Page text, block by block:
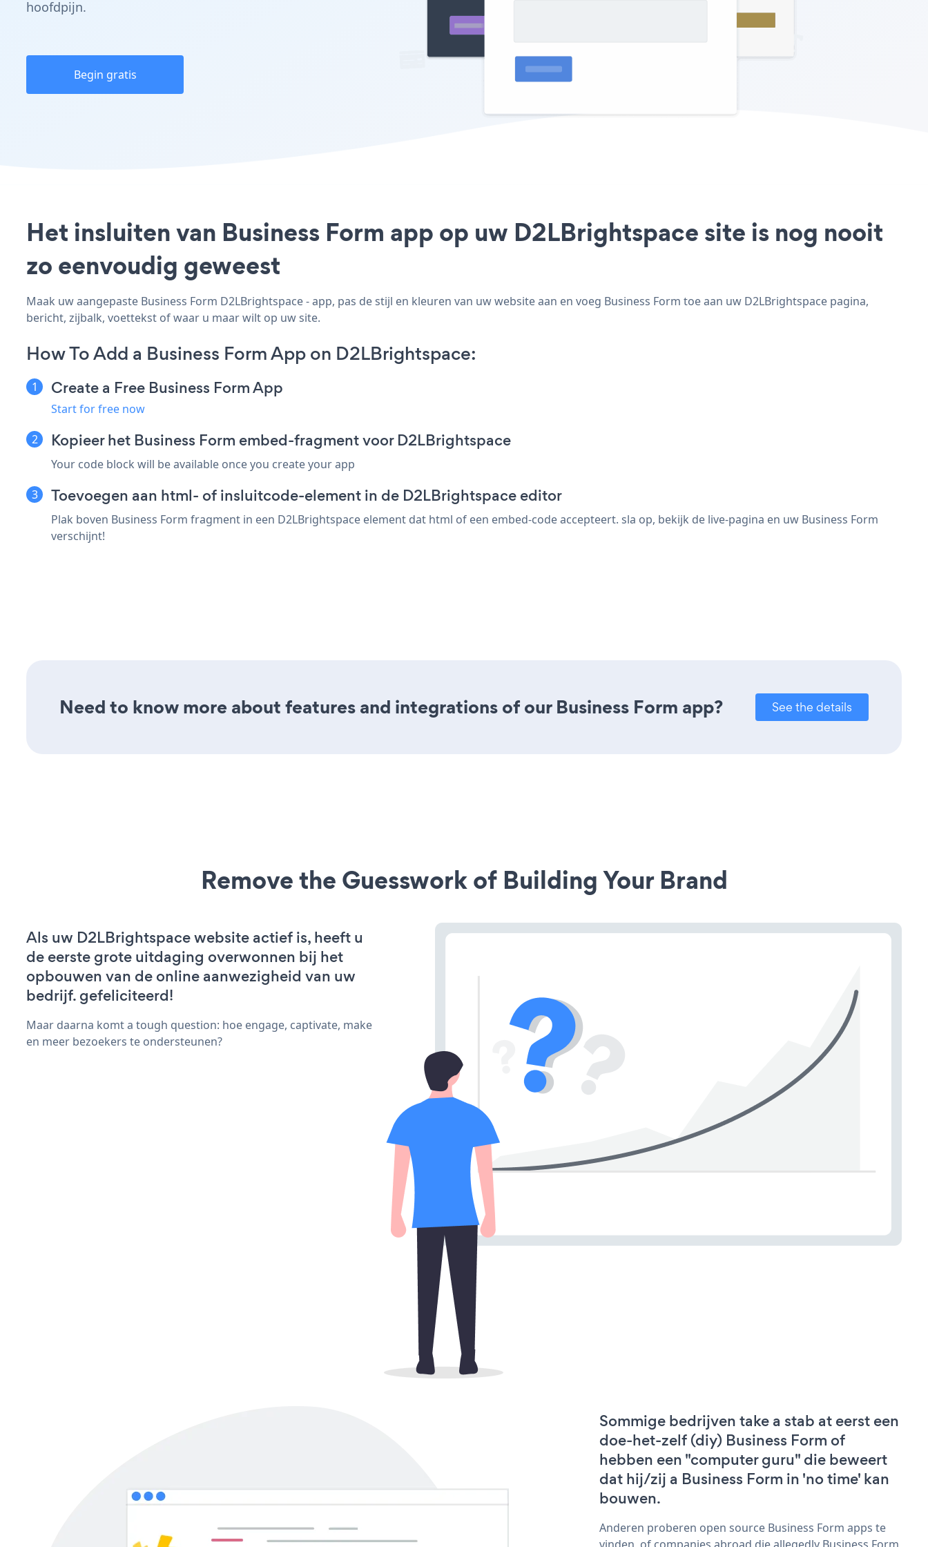
hoofdpijn.
Begin gratis
Het insluiten van Business Form app op uw D2LBrightspace site is nog nooit
zo eenvoudig geweest
Maak uw aangepaste Business Form D2LBrightspace - app, pas de stijl en kleuren van uw website aan en voeg Business Form toe aan uw D2LBrightspace pagina,
bericht, zijbalk, voettekst of waar u maar wilt op uw site.
How To Add a Business Form App on D2LBrightspace:
Create a Free Business Form App
Start for free now
Kopieer het Business Form embed-fragment voor D2LBrightspace
Your code block will be available once you create your app
Toevoegen aan html- of insluitcode-element in de D2LBrightspace editor
Plak boven Business Form fragment in een D2LBrightspace element dat html of een embed-code accepteert. sla op, bekijk de live-pagina en uw Business Form
verschijnt!
Need to know more about features and integrations of our Business Form app? See the details
Remove the Guesswork of Building Your Brand
Als uw D2LBrightspace website actief is, heeft u
de eerste grote uitdaging overwonnen bij het
opbouwen van de online aanwezigheid van uw
bedrijf. gefeliciteerd!
Maar daarna komt a tough question: hoe engage, captivate, make
en meer bezoekers te ondersteunen?
Sommige bedrijven take a stab at eerst een
doe-het-zelf (diy) Business Form of
hebben een "computer guru" die beweert
dat hij/zij a Business Form in 'no time' kan
bouwen.
Anderen proberen open source Business Form apps te